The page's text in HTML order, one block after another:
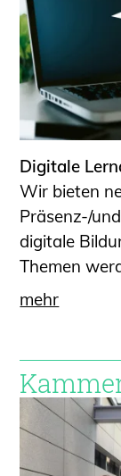
Digitale
Wir bieten
Präsenz-/
digitale
Themen
mehr